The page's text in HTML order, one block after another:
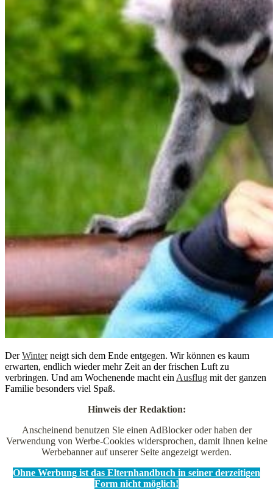
DerWinterneigt sich dem Ende entgegen. Wir können es kaum
erwarten, endlich wieder mehr Zeit an der frischen Luft zu
verbringen. Und am Wochenende macht ein Ausflug mit der ganzen
Familie besonders viel Spaß.
Hinweis der Redaktion:
Anscheinend benutzen Sie einen AdBlocker oder haben der
Verwendung von Werbe-Cookies widersprochen, damit Ihnen keine
Werbebanner auf unserer Seite angezeigt werden.
Ohne Werbung ist das Elternhandbuch in seiner derzeitigen
Form nicht möglich!